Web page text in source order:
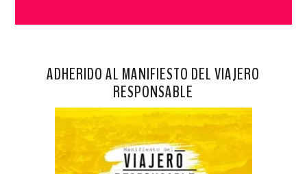
ADHERIDO AL MANIFIESTO DEL VIAJERO
RESPONSABLE